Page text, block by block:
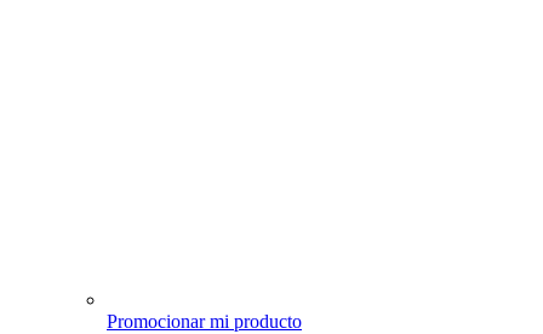
Promocionar mi producto